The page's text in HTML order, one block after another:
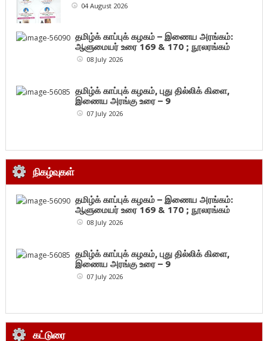
04 August 2026
தமிழ்க் காப்புக் கழகம் – இணைய அரங்கம்:
ஆளுமையர் உரை 169 & 170 ; நூலரங்கம்
08 July 2026
தமிழ்க் காப்புக் கழகம், புது தில்லிக் கிளை,
இணைய அரங்கு உரை – 9
07 July 2026
நிகழ்வுகள்
தமிழ்க் காப்புக் கழகம் – இணைய அரங்கம்:
ஆளுமையர் உரை 169 & 170 ; நூலரங்கம்
08 July 2026
தமிழ்க் காப்புக் கழகம், புது தில்லிக் கிளை,
இணைய அரங்கு உரை – 9
07 July 2026
கட்டுரை